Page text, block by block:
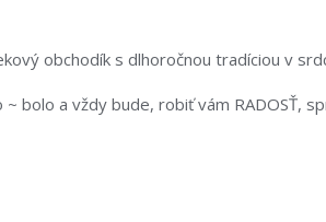
obchodík s dlhoročnou tradíciou v
bolo a vždy bude, robiť vám RADOSŤ,